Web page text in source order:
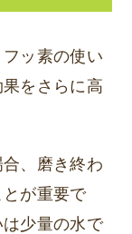
ッ素の使い
をさらに高
、磨き終わ
が重要で
少量の水で